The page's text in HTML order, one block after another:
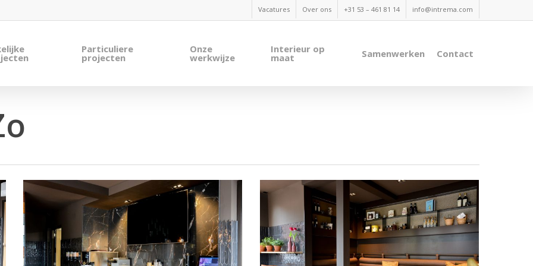
Vacatures Over ons +31 53 – 461 81 14 info@intrema.com
Particuliere
projecten
Onze
werkwijze
Interieur op
maat Samenwerken Contact